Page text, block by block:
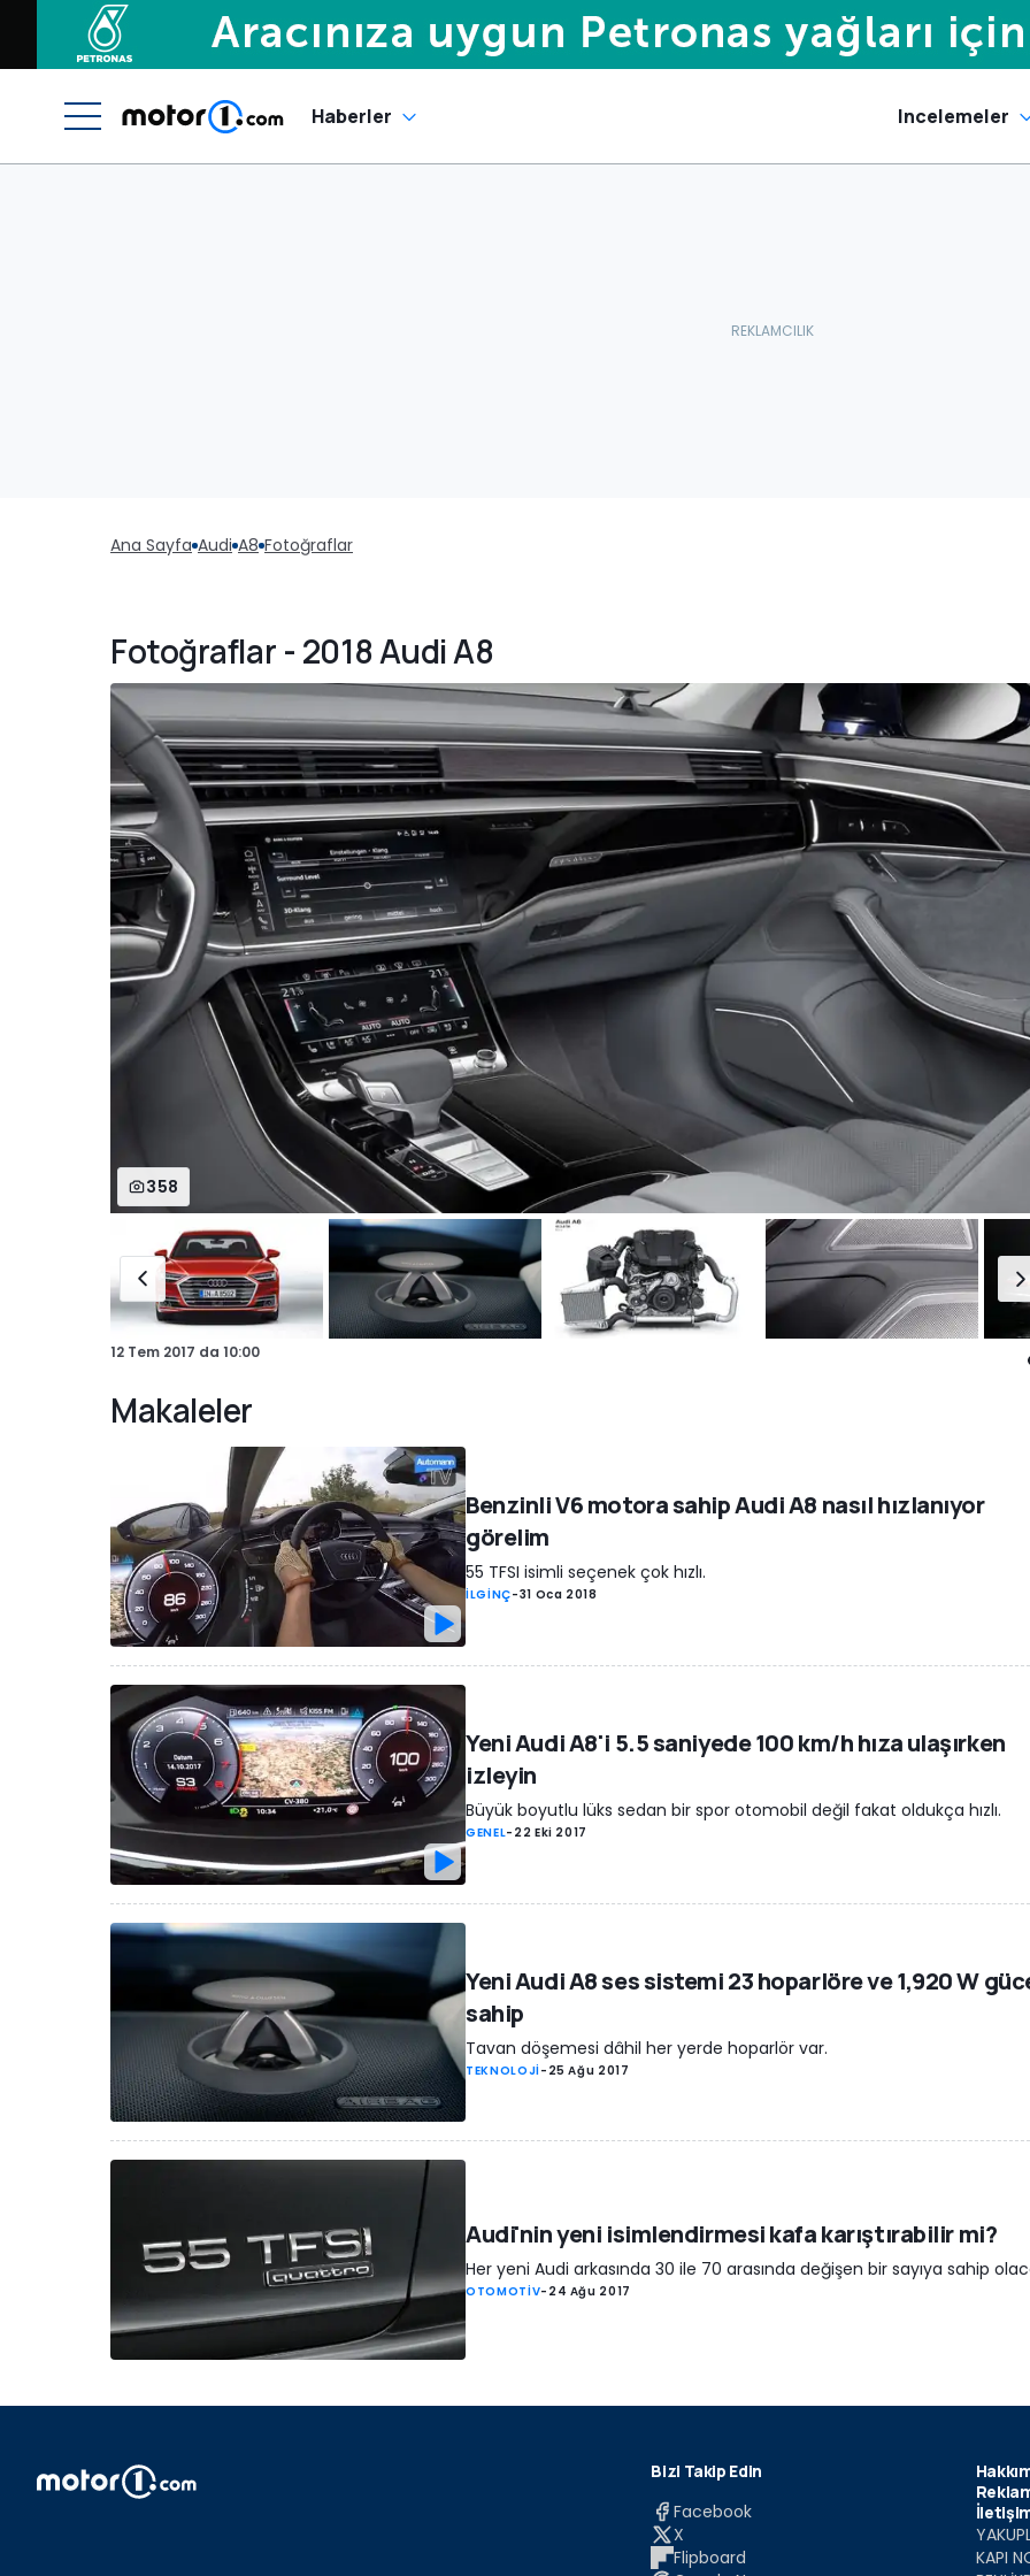
Haberler Incelemeler
Ana Sayfa Audi A8 Fotoğraflar
Fotoğraflar - 2018 Audi A8
358
12 Tem 2017 da 10:00
Makaleler
Benzinli V6 motora sahip Audi A8 nasıl hızlanıyor
görelim
55 TFSI isimli seçenek çok hızlı.
İLGİNÇ-31 Oca 2018
Yeni Audi A8'i 5.5 saniyede 100 km/h hıza ulaşırken
izleyin
Büyük boyutlu lüks sedan bir spor otomobil değil fakat oldukça hızlı.
GENEL- 22 Eki 2017
Yeni Audi A8 ses sistemi 23 hoparlöre ve 1,920 W
sahip
Tavan döşemesi dâhil her yerde hoparlör var.
TEKNOLOJİ- 25 Ağu 2017
Audi'nin yeni isimlendirmesi kafa karıştırabilir mi?
Her yeni Audi arkasında 30 ile 70 arasında değişen bir sayıya sahip
OTOMOTİV- 24 Ağu 2017
Bizi Takip Edin
Facebook
X
Flipboard
KAPI